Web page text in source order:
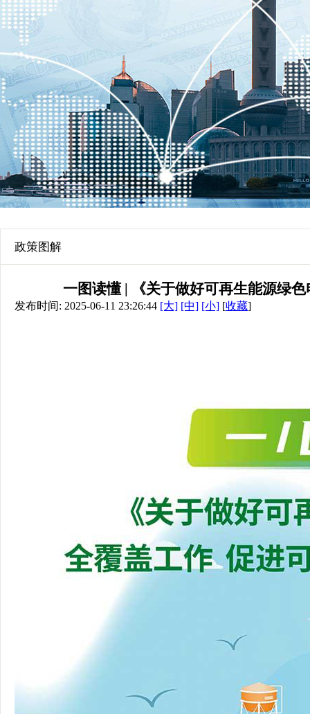
政策图解
一图读懂 | 《关于做好可再生能源绿
发布时间: 2025-06-11 23:26:44 [大] [中] [小] [收藏]